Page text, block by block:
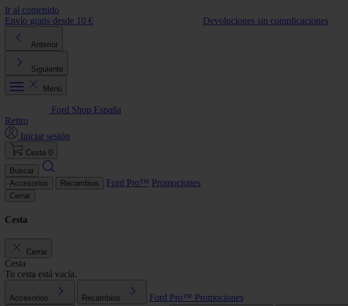
Ir al contenido
Envío gratis desde 10 €
Devoluciones sin complicaciones
Anterior
Siguiente
Menú
Ford Shop España
Retiro
Iniciar sesión
Cesta 0
Buscar
Accesorios
Recambios Ford Pro™ Promociones
Cerrar
Cesta
Cerrar
Cesta
Tu cesta está vacía.
Accesorios Recambios Ford Pro™ Promociones